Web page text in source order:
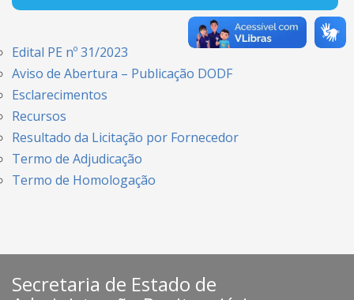
Edital PE nº 31/2023
Aviso de Abertura – Publicação DODF
Esclarecimentos
Recursos
Resultado da Licitação por Fornecedor
Termo de Adjudicação
Termo de Homologação
Secretaria de Estado de